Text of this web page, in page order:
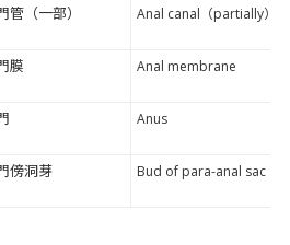
管（一部） Anal canal（partially）
膜 Anal membrane
Anus
傍洞芽 Bud of para-anal sac